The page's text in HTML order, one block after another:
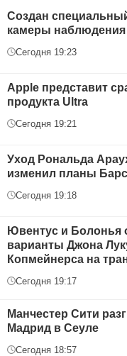
Создан
камеры наблюдения
Сегодня 19:23
Apple представит
продукта Ultra
Сегодня 19:21
Уход Рональда
изменил планы
Сегодня 19:18
Ювентус и Болонья
варианты Джона
Копмейнерса на
Сегодня 19:17
Манчестер Сити
Мадрид в Сеуле
Сегодня 18:57